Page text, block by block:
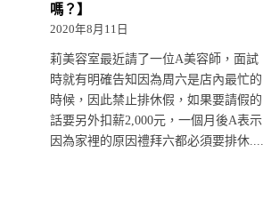
嗎？】
2020年8月11日
莉美容室最近請了一位A美容師，面試
時就有明確告知因為周六是店內最忙的
時候，因此禁止排休假，如果要請假的
話要另外扣薪2,000元，一個月後A表示
因為家裡的原因禮拜六都必須要排休.....